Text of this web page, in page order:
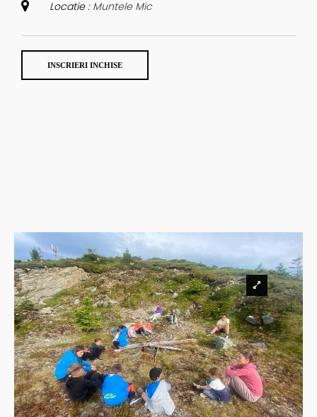
Locatie : Muntele Mic
INSCRIERI INCHISE